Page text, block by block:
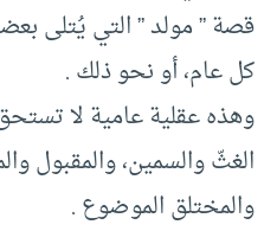
قصة ” مولد ” التي يُتلى
كل عام، أو نحو ذلك .
وهذه عقلية عامية لا
الغثّ والسمين، والمقبول
والمختلق الموضوع .